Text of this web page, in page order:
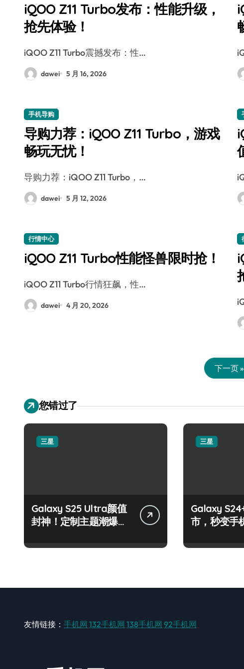
iQOO Z11 Turbo发布：性能升级，
抢先体验！
iQOO Z11 Turbo震撼发布：性…
dawei 5 月 16, 2026
手机导购
导购力荐：iQOO Z11 Turbo，游戏
畅玩无忧！
导购力荐：iQOO Z11 Turbo，…
dawei 5 月 12, 2026
行情中心
iQOO Z11 Turbo性能怪兽限时抢！
iQOO Z11 Turbo行情狂飙，性…
dawei 4 月 20, 2026
下一页 »
您错过了
三星
Galaxy S25 Ultra颜值
封神！定制主题潮爆
三星
Galaxy
市，秒变手
友情链接： 手机网 132手机网 138手机网 92手机网